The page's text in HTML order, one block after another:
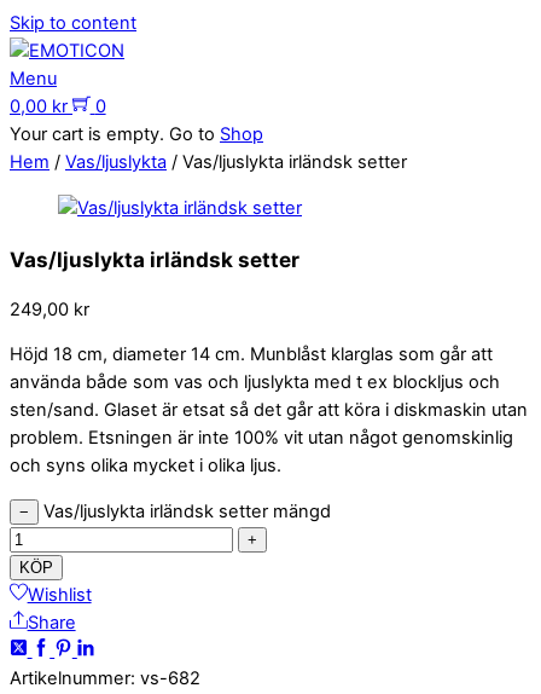
Skip to content
Menu
0,00 kr
0
Your cart is empty. Go to Shop
Hem / Vas/ljuslykta / Vas/ljuslykta irländsk setter
Vas/ljuslykta irländsk setter
249,00 kr
Höjd 18 cm, diameter 14 cm. Munblåst klarglas som går att
använda både som vas och ljuslykta med t ex blockljus och
sten/sand. Glaset är etsat så det går att köra i diskmaskin utan
problem. Etsningen är inte 100% vit utan något genomskinlig
och syns olika mycket i olika ljus.
− Vas/ljuslykta irländsk setter mängd
+
KÖP
Wishlist
Share
Artikelnummer: vs-682